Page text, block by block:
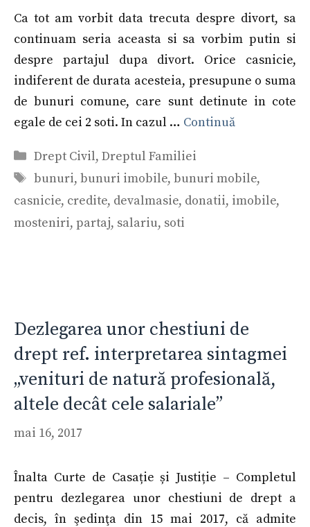
Ca tot am vorbit data trecuta despre divort, sa
continuam seria aceasta si sa vorbim putin si
despre partajul dupa divort. Orice casnicie,
indiferent de durata acesteia, presupune o suma
de bunuri comune, care sunt detinute in cote
egale de cei 2 soti. In cazul … Continuă
Categorii
Drept Civil, Dreptul Familiei
Etichete
bunuri, bunuri imobile, bunuri mobile,
casnicie, credite, devalmasie, donatii, imobile,
mosteniri, partaj, salariu, soti
Dezlegarea unor chestiuni de
drept ref. interpretarea sintagmei
„venituri de natură profesională,
altele decât cele salariale”
mai 16, 2017
Înalta Curte de Casație și Justiție – Completul
pentru dezlegarea unor chestiuni de drept a
decis, în şedinţa din 15 mai 2017, că admite